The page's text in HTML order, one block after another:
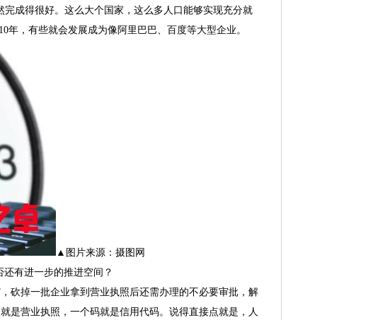
成得很好。这么大个国家，这么多人口能够实现充分就
，有些就会发展成为像阿里巴巴、百度等大型企业。
▲图片来源：摄图网
有进一步的推进空间？
掉一批企业拿到营业执照后还需办理的不必要审批，解
是营业执照，一个码就是信用代码。说得直接点就是，人